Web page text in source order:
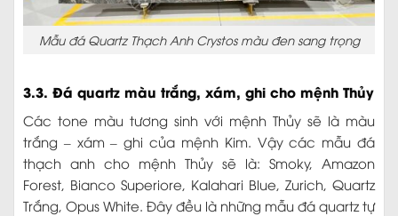
Mẫu đá Quartz Thạch Anh Crystos màu đen sang trọng
3.3. Đá quartz màu trắng, xám, ghi cho mệnh Thủy
Các tone màu tương sinh với mệnh Thủy sẽ là màu
trắng – xám – ghi của mệnh Kim. Vậy các mẫu đá
thạch anh cho mệnh Thủy sẽ là: Smoky, Amazon
Forest, Bianco Superiore, Kalahari Blue, Zurich, Quartz
Trắng, Opus White. Đây đều là những mẫu đá quartz tự